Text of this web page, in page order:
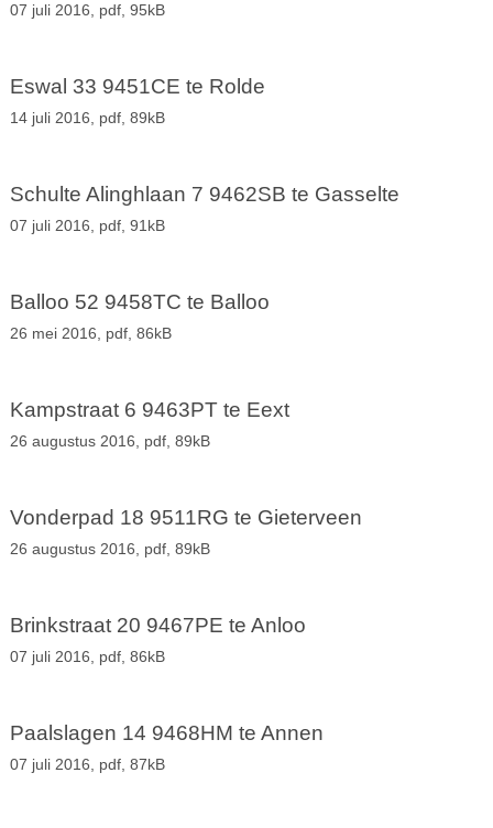
07 juli 2016, pdf, 95kB
Eswal 33 9451CE te Rolde
14 juli 2016, pdf, 89kB
Schulte Alinghlaan 7 9462SB te Gasselte
07 juli 2016, pdf, 91kB
Balloo 52 9458TC te Balloo
26 mei 2016, pdf, 86kB
Kampstraat 6 9463PT te Eext
26 augustus 2016, pdf, 89kB
Vonderpad 18 9511RG te Gieterveen
26 augustus 2016, pdf, 89kB
Brinkstraat 20 9467PE te Anloo
07 juli 2016, pdf, 86kB
Paalslagen 14 9468HM te Annen
07 juli 2016, pdf, 87kB